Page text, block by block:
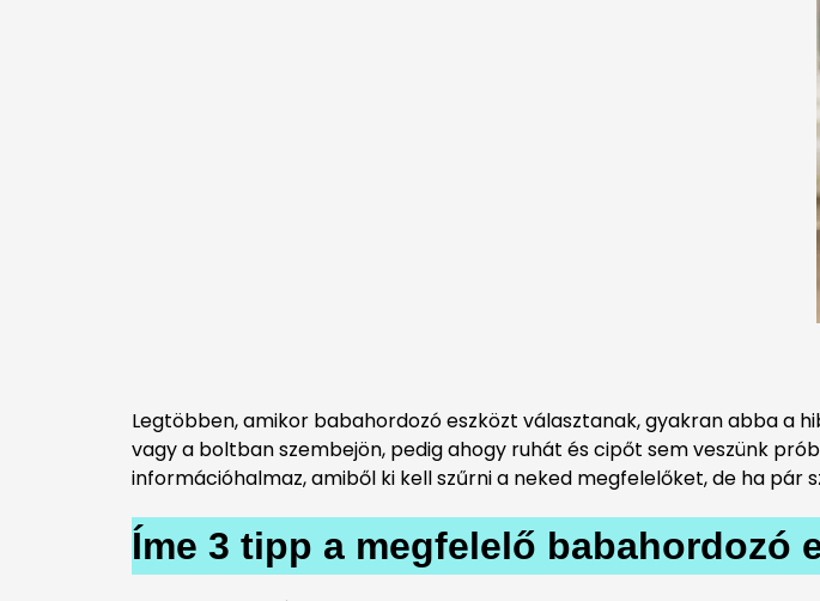
Legtöbben, amikor babahordozó eszközt választanak, gyakran abba a
vagy a boltban szembejön, pedig ahogy ruhát és cipőt sem veszünk
információhalmaz, amiből ki kell szűrni a neked megfelelőket, de ha pár
Íme 3 tipp a megfelelő babahordozó